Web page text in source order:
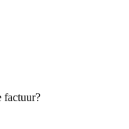
factuur?